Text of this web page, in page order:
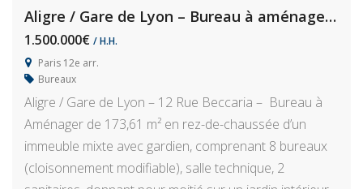
Aligre / Gare de Lyon – Bureau à aménager, 220 m²
1.500.000€ / H.H.
Paris 12e arr.
Bureaux
Aligre / Gare de Lyon – 12 Rue Beccaria – Bureau à
Aménager de 173,61 m² en rez-de-chaussée d’un
immeuble mixte avec gardien, comprenant 8 bureaux
(cloisonnement modifiable), salle technique, 2